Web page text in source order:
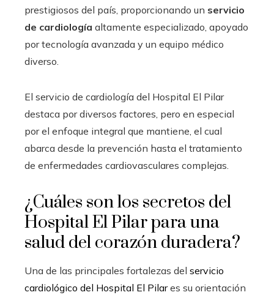
prestigiosos del país, proporcionando un servicio
de cardiología altamente especializado, apoyado
por tecnología avanzada y un equipo médico
diverso.
El servicio de cardiología del Hospital El Pilar
destaca por diversos factores, pero en especial
por el enfoque integral que mantiene, el cual
abarca desde la prevención hasta el tratamiento
de enfermedades cardiovasculares complejas.
¿Cuáles son los secretos del
Hospital El Pilar para una
salud del corazón duradera?
Una de las principales fortalezas del servicio
cardiológico del Hospital El Pilares su orientación